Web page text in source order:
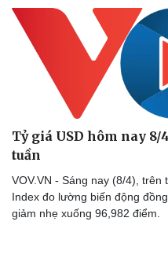
Bóng đá
Lịch thi đấu bóng đá
Thế giới thể thao
eSports
Hậu trường
Tỷ giá USD hôm nay 8/
tuần
VOV.VN - Sáng nay (8/4),
Index đo lường biến động
giảm nhẹ xuống 96,982 điểm.